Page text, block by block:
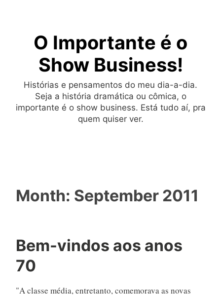
O Importante é o
Show Business!
Histórias e pensamentos do meu dia-a-dia.
Seja a história dramática ou cômica, o
importante é o show business. Está tudo aí, pra
quem quiser ver.
Month: September 2011
Bem-vindos aos anos
70
"A classe média, entretanto, comemorava as novas